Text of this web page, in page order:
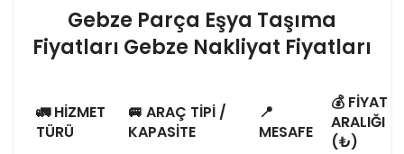
Gebze Parça Eşya Taşıma
Fiyatları Gebze Nakliyat Fiyatları
🚛HIZMET
TÜRÜ
🚐 ARAÇ TIPI /
KAPASITE
📍
MESAFE
💰 FIYAT
ARALIĞI
(₺)